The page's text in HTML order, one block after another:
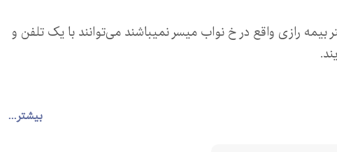
بیشتر...
رازی واقع در خ نواب میسر نمیباشند می‌توانند با یک تلفن و